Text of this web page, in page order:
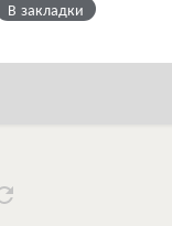
В закладки